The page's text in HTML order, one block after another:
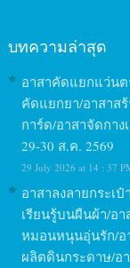
บทความล่าสุด
อาสาคัดแยกแว่น
คัดแยกยา/อาสาส
การ์ด/อาสาจัดกา
29-30 ส.ค. 2569
29 July 2026 at 14 : 37
อาสาลงลายกระเ
เรียนรู้บนผืนผ้า/อ
หมอนหนุนอุ่นรัก/อ
ผลิตดินกระดาษ/อ